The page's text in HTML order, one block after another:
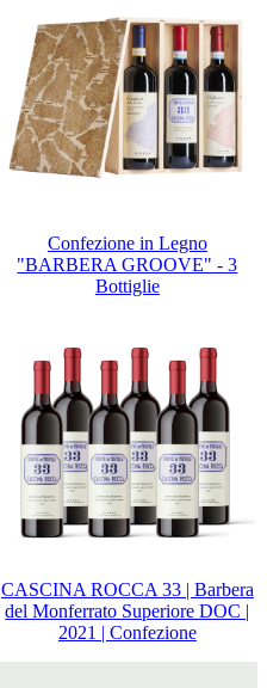
Confezione in Legno
"BARBERA GROOVE" - 3
Bottiglie
CASCINA ROCCA 33 | Barbera
del Monferrato Superiore DOC |
2021 | Confezione